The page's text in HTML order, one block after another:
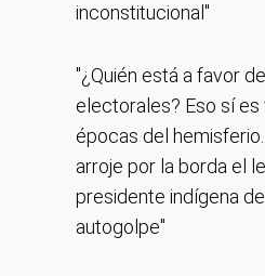
inconstitucional"
"¿Quién está a favor
electorales? Eso sí
épocas del
arroje por la borda el
presidente indígena
autogolpe"